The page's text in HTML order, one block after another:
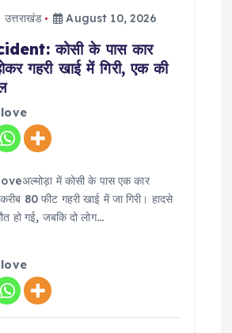
उत्तराखंड August 10, 2026
कोसी के पास कार
गहरी खाई में गिरी, एक की
में कोसी के पास एक कार
80 फीट गहरी खाई में जा गिरी। हादसे
हो गई, जबकि दो लोग…